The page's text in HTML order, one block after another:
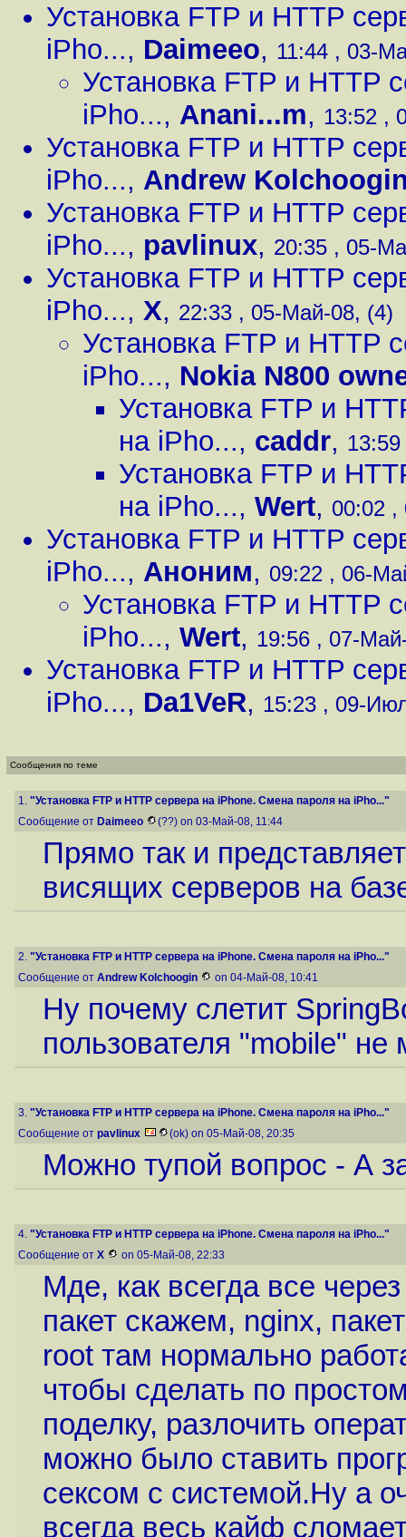
Установка FTP и HTTP
iPho..., Daimeeo, 11:44 , 03-
Установка FTP и HTTP
iPho..., Anani...m, 13:52 ,
Установка FTP и HTTP
iPho..., Andrew
Установка FTP и HTTP
iPho..., pavlinux, 20:35 , 05-
Установка FTP и HTTP
iPho..., X, 22:33 , 05-Май-08, (4)
Установка FTP и HTTP
iPho..., Nokia N800
Установка FTP и
на iPho..., caddr,
Установка FTP и
на iPho..., Wert, 00:02
Установка FTP и HTTP
iPho..., Аноним, 09:22 , 06-
Установка FTP и HTTP
iPho..., Wert, 19:56 , 07-
Установка FTP и HTTP
iPho..., Da1VeR, 15:23 , 09-
Сообщения по теме
1. "Установка FTP и HTTP сервера на iPhone. Смена пароля на iPho..."
Сообщение от Daimeeo (??) on 03-Май-08, 11:44
Прямо так и
висящих серверов на
2. "Установка FTP и HTTP сервера на iPhone. Смена пароля на iPho..."
Сообщение от Andrew Kolchoogin on 04-Май-08, 10:41
Ну почему слетит
пользователя "mobile" не
3. "Установка FTP и HTTP сервера на iPhone. Смена пароля на iPho..."
Сообщение от pavlinux (ok) on 05-Май-08, 20:35
Можно тупой вопрос - А
4. "Установка FTP и HTTP сервера на iPhone. Смена пароля на iPho..."
Сообщение от X on 05-Май-08, 22:33
Мде, как всегда все
пакет скажем, nginx,
root там нормально
чтобы сделать по
поделку, разлочить
можно было ставить
сексом с системой.Ну а
всегда весь кайф